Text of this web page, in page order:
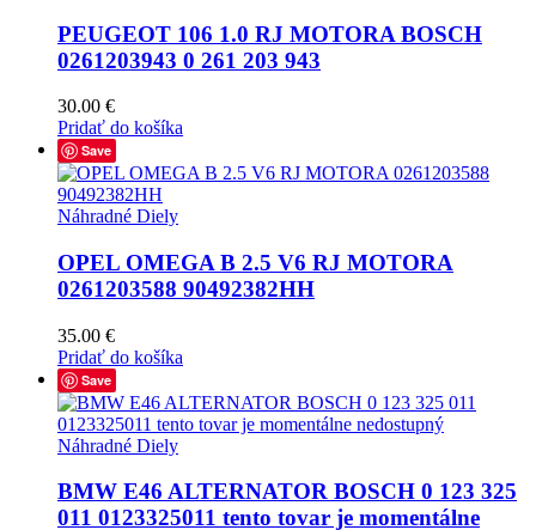
PEUGEOT 106 1.0 RJ MOTORA BOSCH
0261203943 0 261 203 943
30.00 €
Pridať do košíka
Save
Náhradné Diely
OPEL OMEGA B 2.5 V6 RJ MOTORA
0261203588 90492382HH
35.00 €
Pridať do košíka
Save
Náhradné Diely
BMW E46 ALTERNATOR BOSCH 0 123 325
011 0123325011 tento tovar je momentálne